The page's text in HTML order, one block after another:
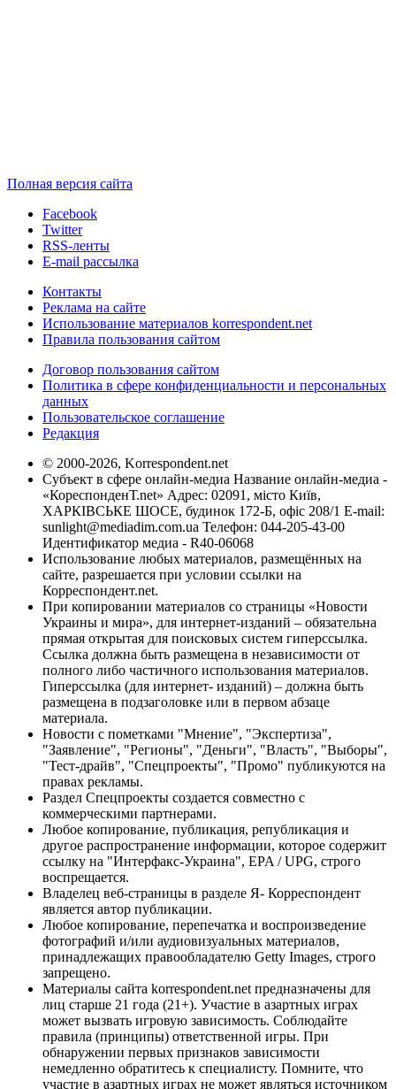
Полная версия сайта
Facebook
Twitter
RSS-ленты
E-mail рассылка
Контакты
Реклама на сайте
Использование материалов korrespondent.net
Правила пользования сайтом
Договор пользования сайтом
Политика в сфере конфиденциальности и персональных
данных
Пользовательское соглашение
Редакция
© 2000-2026, Korrespondent.net
Субъект в сфере онлайн-медиа Название онлайн-медиа -
«КореспонденТ.net» Адрес: 02091, місто Київ,
ХАРКІВСЬКЕ ШОСЕ, будинок 172-Б, офіс 208/1 E-mail:
sunlight@mediadim.com.ua Телефон: 044-205-43-00
Идентификатор медиа - R40-06068
Использование любых материалов, размещённых на
сайте, разрешается при условии ссылки на
Корреспондент.net.
При копировании материалов со страницы «Новости
Украины и мира», для интернет-изданий – обязательна
прямая открытая для поисковых систем гиперссылка.
Ссылка должна быть размещена в независимости от
полного либо частичного использования материалов.
Гиперссылка (для интернет- изданий) – должна быть
размещена в подзаголовке или в первом абзаце
материала.
Новости с пометками "Мнение", "Экспертиза",
"Заявление", "Регионы", "Деньги", "Власть", "Выборы",
"Тест-драйв", "Спецпроекты", "Промо" публикуются на
правах рекламы.
Раздел Спецпроекты создается совместно с
коммерческими партнерами.
Любое копирование, публикация, републикация и
другое распространение информации, которое содержит
ссылку на "Интерфакс-Украина", EPA / UPG, строго
воспрещается.
Владелец веб-страницы в разделе Я- Корреспондент
является автор публикации.
Любое копирование, перепечатка и воспроизведение
фотографий и/или аудиовизуальных материалов,
принадлежащих правообладателю Getty Images, строго
запрещено.
Материалы сайта korrespondent.net предназначены для
лиц старше 21 года (21+). Участие в азартных играх
может вызвать игровую зависимость. Соблюдайте
правила (принципы) ответственной игры. При
обнаружении первых признаков зависимости
немедленно обратитесь к специалисту. Помните, что
участие в азартных играх не может являться источником